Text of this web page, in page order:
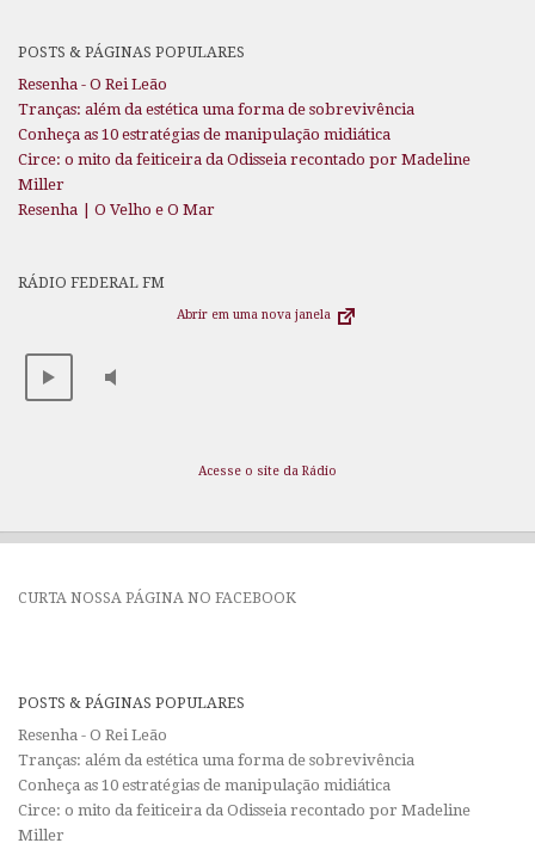
POSTS & PÁGINAS POPULARES
Resenha - O Rei Leão
Tranças: além da estética uma forma de sobrevivência
Conheça as 10 estratégias de manipulação midiática
Circe: o mito da feiticeira da Odisseia recontado por Madeline
Miller
Resenha | O Velho e O Mar
RÁDIO FEDERAL FM
Abrir em uma nova janela
Acesse o site da Rádio
CURTA NOSSA PÁGINA NO FACEBOOK
POSTS & PÁGINAS POPULARES
Resenha - O Rei Leão
Tranças: além da estética uma forma de sobrevivência
Conheça as 10 estratégias de manipulação midiática
Circe: o mito da feiticeira da Odisseia recontado por Madeline
Miller